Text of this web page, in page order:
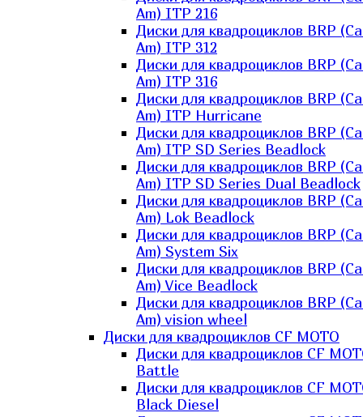
Am) ITP 216
Диски для квадроциклов BRP
Am) ITP 312
Диски для квадроциклов BRP
Am) ITP 316
Диски для квадроциклов BRP
Am) ITP Hurricane
Диски для квадроциклов BRP
Am) ITP SD Series Beadlock
Диски для квадроциклов BRP
Am) ITP SD Series Dual Beadlock
Диски для квадроциклов BRP
Am) Lok Beadlock
Диски для квадроциклов BRP
Am) System Six
Диски для квадроциклов BRP
Am) Vice Beadlock
Диски для квадроциклов BRP
Am) vision wheel
Диски для квадроциклов CF MOTO
Диски для квадроциклов CF
Battle
Диски для квадроциклов CF
Black Diesel